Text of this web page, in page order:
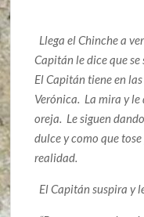
Llega el Chinche a
Capitán le dice que se
El Capitán tiene en
Verónica. La mira y le
oreja. Le siguen
dulce y como que
realidad.
El Capitán suspira y